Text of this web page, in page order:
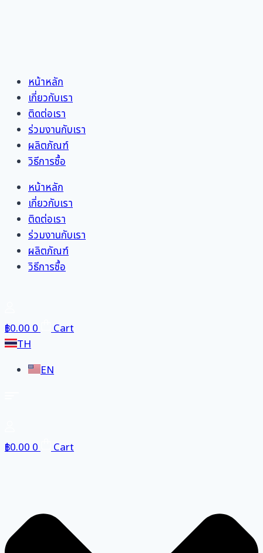
Skip
content
หน้าหลัก
เกี่ยวกับเรา
ติดต่อเรา
ร่วมงานกับเรา
ผลิตภัณฑ์
วิธีการซื้อ
หน้าหลัก
เกี่ยวกับเรา
ติดต่อเรา
ร่วมงานกับเรา
ผลิตภัณฑ์
วิธีการซื้อ
฿0.000
Cart
TH
EN
฿0.000 Cart